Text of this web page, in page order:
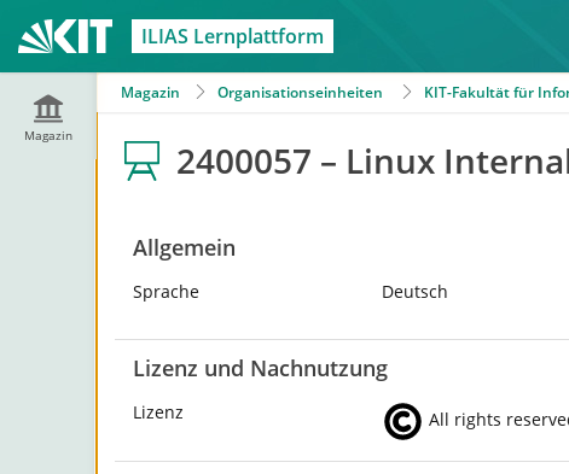
ILIAS Lernplattform
Magazin
KIT-Fakultät für
Organisationseinheiten
Magazin
2400057 – Linux
Allgemein
Sprache Deutsch
Lizenz und Nachnutzung
Lizenz All rights